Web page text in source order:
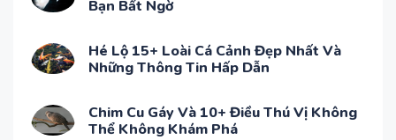
Bạn Bất Ngờ
Hé Lộ 15+ Loài Cá Cảnh Đẹp Nhất Và
Những Thông Tin Hấp Dẫn
Chim Cu Gáy Và 10+ Điều Thú Vị Không
Thể Không Khám Phá